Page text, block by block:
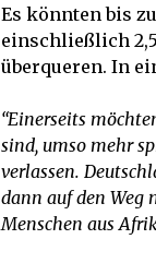
Es könnten bis
einschließlich
überqueren. In
“Einerseits
sind, umso mehr
verlassen.
dann auf den Weg
Menschen aus